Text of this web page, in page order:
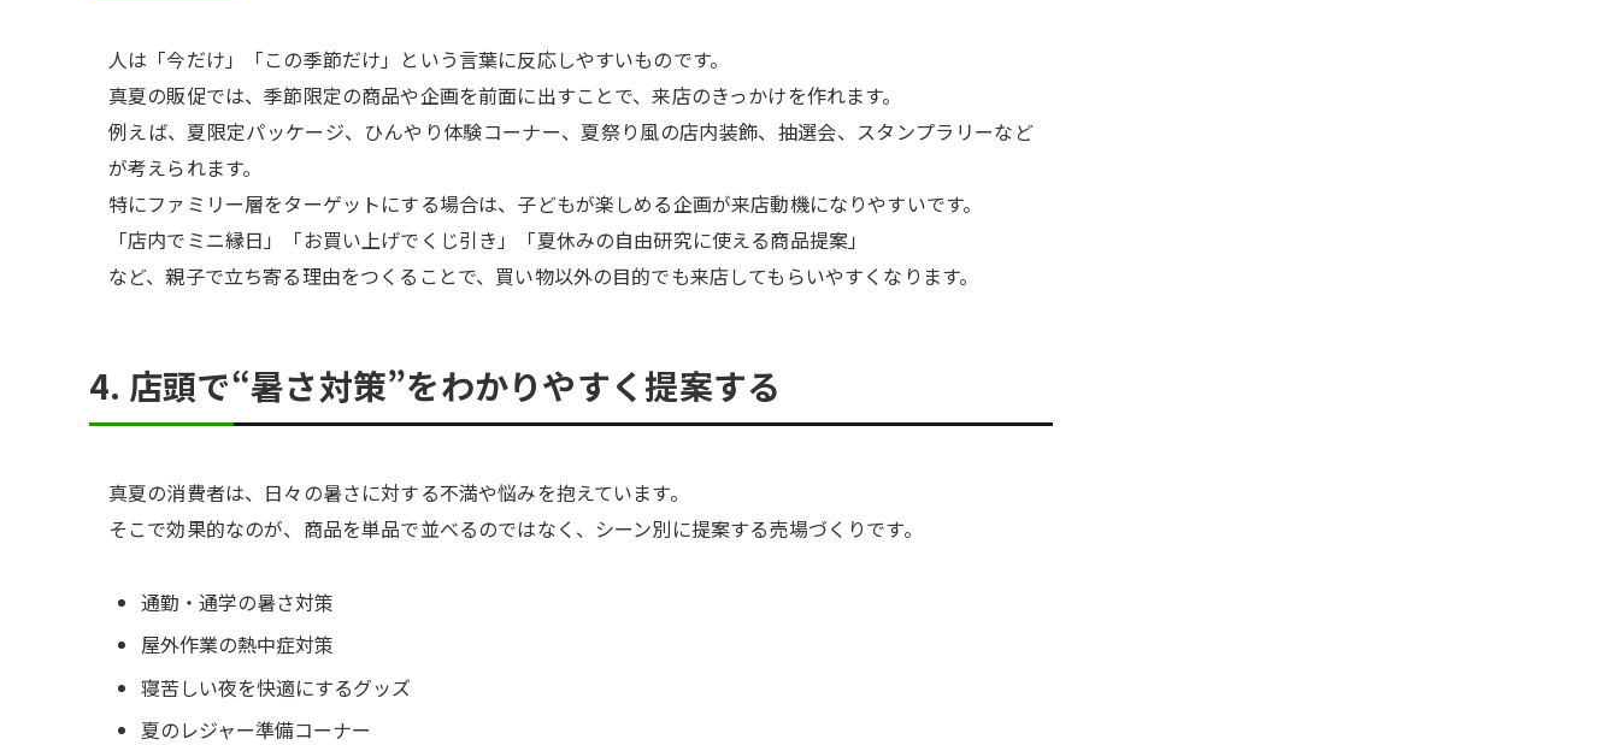
人は「今だけ」「この季節だけ」という言葉に反応しやすいものです。
真夏の販促では、季節限定の商品や企画を前面に出すことで、来店のきっかけを作れます。
例えば、夏限定パッケージ、ひんやり体験コーナー、夏祭り風の店内装飾、抽選会、スタンプラリーなど
が考えられます。
特にファミリー層をターゲットにする場合は、子どもが楽しめる企画が来店動機になりやすいです。
「店内でミニ縁日」「お買い上げでくじ引き」「夏休みの自由研究に使える商品提案」
など、親子で立ち寄る理由をつくることで、買い物以外の目的でも来店してもらいやすくなります。
4. 店頭で“暑さ対策”をわかりやすく提案する
真夏の消費者は、日々の暑さに対する不満や悩みを抱えています。
そこで効果的なのが、商品を単品で並べるのではなく、シーン別に提案する売場づくりです。
通勤・通学の暑さ対策
屋外作業の熱中症対策
寝苦しい夜を快適にするグッズ
夏のレジャー準備コーナー